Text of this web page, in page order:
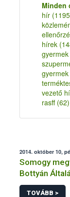
Minden
hír
hírek
vezető
rasff (62)
2014. október 10,
Somogy
Bottyán
TOVÁBB >